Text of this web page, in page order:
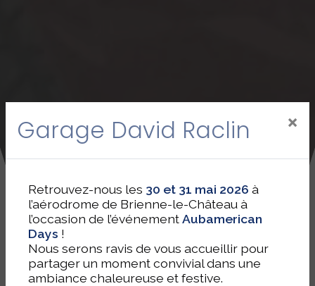
Garage David Raclin ×
Retrouvez-nous les 30 et 31 mai 2026 à
l’aérodrome de Brienne-le-Château à
l’occasion de l’événementAubamerican
Days !
Nous serons ravis de vous accueillir pour
partager un moment convivial dans une
ambiance chaleureuse et festive.